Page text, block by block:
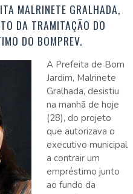
MALRINETE GRALHADA,
DA TRAMITAÇÃO DO
DO BOMPREV.
A Prefeita de Bom
Jardim, Malrinete
Gralhada, desistiu
na manhã de hoje
(28), do projeto
que autorizava o
executivo municipal
a contrair um
empréstimo junto
ao fundo da